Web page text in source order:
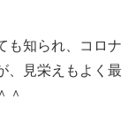
も知られ、コロナ
、見栄えもよく最
＾